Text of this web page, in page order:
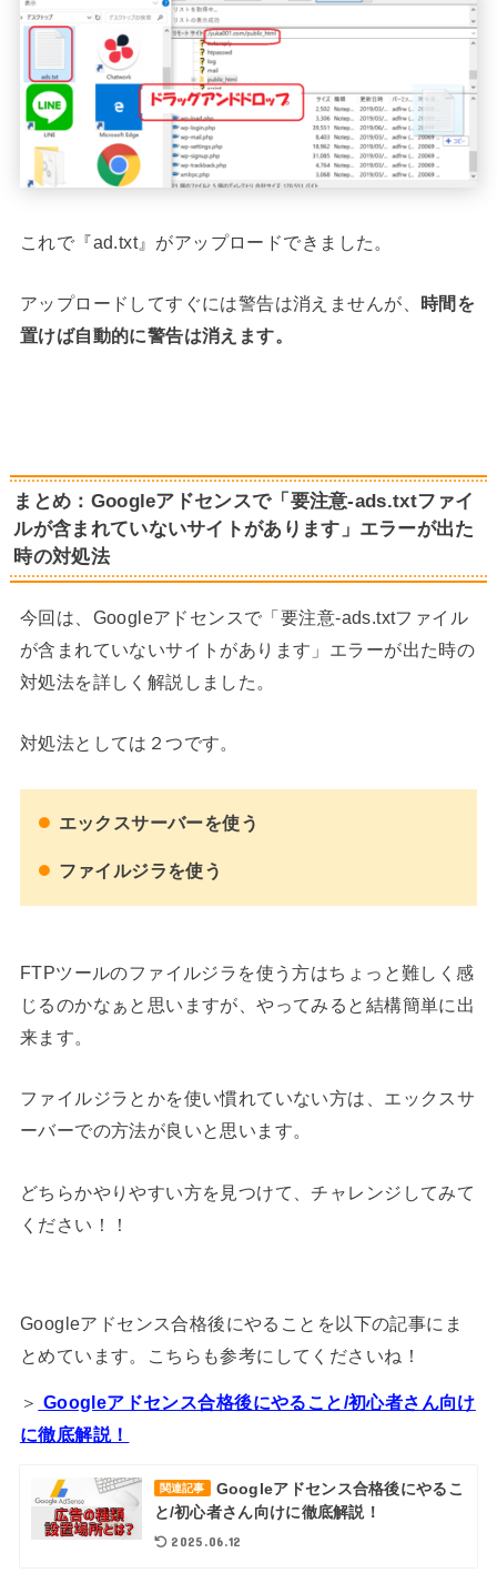
これで『ad.txt』がアップロードできました。
アップロードしてすぐには警告は消えませんが、 時間を
置けば自動的に警告は消えます。
まとめ：Googleアドセンスで「要注意-ads.txtファイ
ルが含まれていないサイトがあります」エラーが出た
時の対処法
今回は、Googleアドセンスで「要注意-ads.txtファイル
が含まれていないサイトがあります」エラーが出た時の
対処法を詳しく解説しました。
対処法としては２つです。
エックスサーバーを使う
ファイルジラを使う
FTPツールのファイルジラを使う方はちょっと難しく感
じるのかなぁと思いますが、やってみると結構簡単に出
来ます。
ファイルジラとかを使い慣れていない方は、エックスサ
ーバーでの方法が良いと思います。
どちらかやりやすい方を見つけて、チャレンジしてみて
ください！！
Googleアドセンス合格後にやることを以下の記事にま
とめています。こちらも参考にしてくださいね！
＞ Googleアドセンス合格後にやること/初心者さん向け
に徹底解説！
関連記事
Googleアドセンス合格後にやるこ
と/初心者さん向けに徹底解説！
2025.06.12